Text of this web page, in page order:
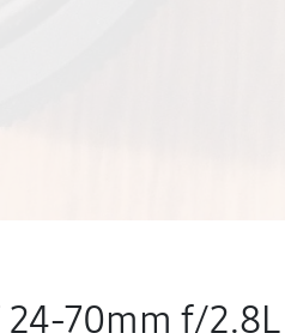
70mm f/2.8L